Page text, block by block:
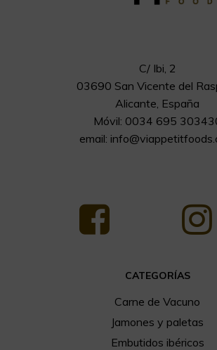
C/ Ibi, 2
03690 San Vicente del
Alicante, España
Móvil: 0034 695
email:
CATEGORÍAS
Carne de Vacuno
Jamones y paletas
Embutidos ibéricos